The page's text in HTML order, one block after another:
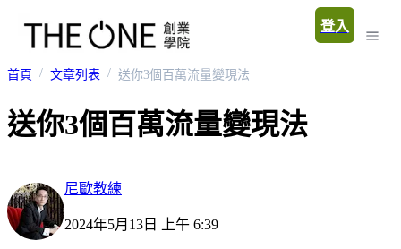
登入
首頁 文章列表 送你3個百萬流量變現法
送你3個百萬流量變現法
尼歐教練
2024年5月13日 上午 6:39